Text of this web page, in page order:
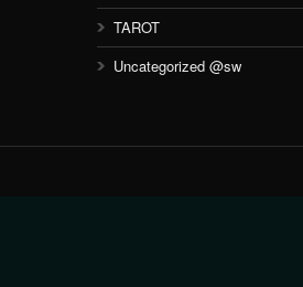
TAROT
Uncategorized @sw